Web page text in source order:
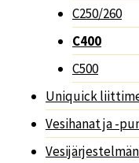
C250/260
C400
C500
Uniquick
Vesihanat ja -